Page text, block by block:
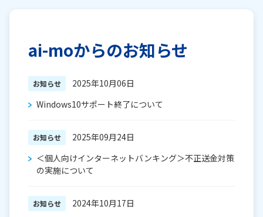
ai-moからのお知らせ
お知らせ
2025年10月06日
Windows10サポート終了について
お知らせ
2025年09月24日
＜個人向けインターネットバンキング＞不正送金対策
の実施について
お知らせ
2024年10月17日